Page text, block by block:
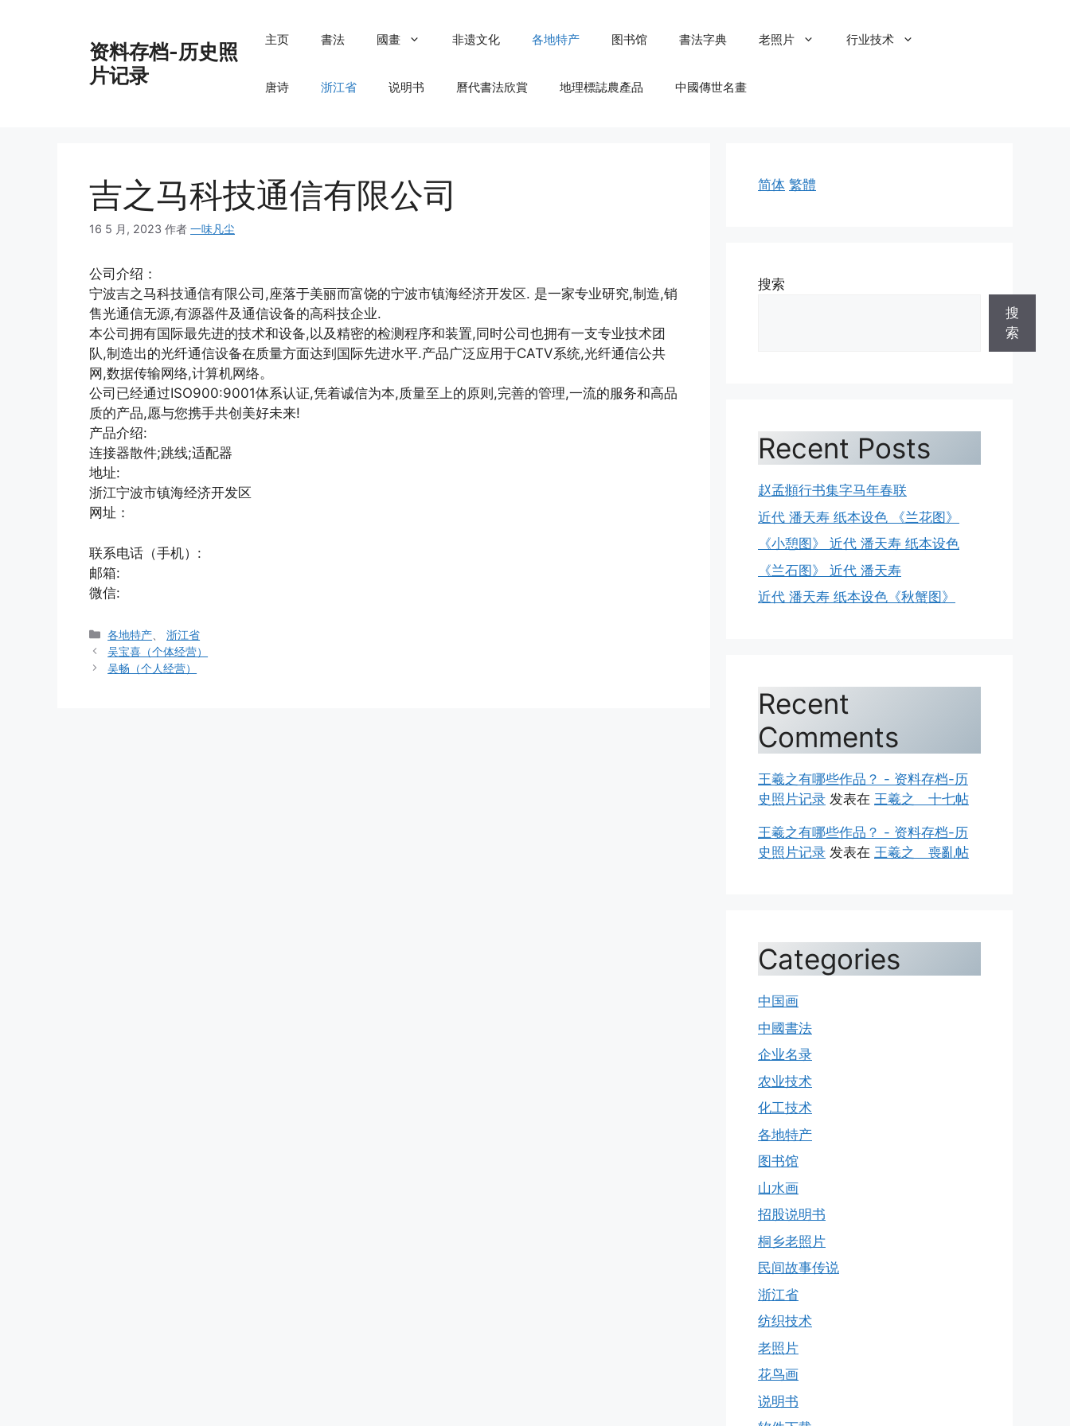
资料存档-历史照
片记录
主页 書法 國畫 非遗文化 各地特产 图书馆 書法字典 老照片 行业技术
唐诗 浙江省 说明书 曆代書法欣賞 地理標誌農產品 中國傳世名畫
吉之马科技通信有限公司
16 5 月, 2023 作者 一味凡尘
公司介绍：
宁波吉之马科技通信有限公司,座落于美丽而富饶的宁波市镇海经济开发区. 是一家专业研究,制造,销
售光通信无源,有源器件及通信设备的高科技企业.
本公司拥有国际最先进的技术和设备,以及精密的检测程序和装置,同时公司也拥有一支专业技术团
队,制造出的光纤通信设备在质量方面达到国际先进水平.产品广泛应用于CATV系统,光纤通信公共
网,数据传输网络,计算机网络。
公司已经通过ISO900:9001体系认证,凭着诚信为本,质量至上的原则,完善的管理,一流的服务和高品
质的产品,愿与您携手共创美好未来!
产品介绍:
连接器散件;跳线;适配器
地址:
浙江宁波市镇海经济开发区
网址：
联系电话（手机）:
邮箱:
微信:
分
类
各地特产 、浙江省
吴宝喜（个体经营）
吴畅（个人经营）
简体 繁體
搜索
搜
索
Recent Posts
赵孟頫行书集字马年春联
近代 潘天寿 纸本设色 《兰花图》
《小憩图》 近代 潘天寿 纸本设色
《兰石图》 近代 潘天寿
近代 潘天寿 纸本设色《秋蟹图》
Recent
Comments
王羲之有哪些作品？ - 资料存档-历
史照片记录 发表在 王羲之 十七帖
王羲之有哪些作品？ - 资料存档-历
史照片记录 发表在 王羲之 喪亂帖
Categories
中国画
中國書法
企业名录
农业技术
化工技术
各地特产
图书馆
山水画
招股说明书
桐乡老照片
民间故事传说
浙江省
纺织技术
老照片
花鸟画
说明书